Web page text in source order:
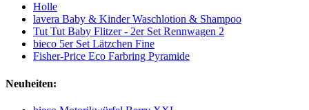
Holle
lavera Baby & Kinder Waschlotion & Shampoo
Tut Tut Baby Flitzer - 2er Set Rennwagen 2
bieco 5er Set Lätzchen Fine
Fisher-Price Eco Farbring Pyramide
Neuheiten: